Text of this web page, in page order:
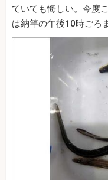
ていても悔しい。今度
は納竿の午後10時ごろ